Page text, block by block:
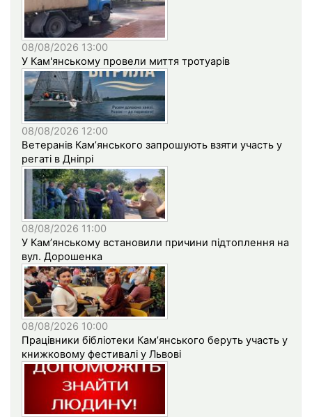
08/08/2026 13:00
У Кам'янському провели миття тротуарів
08/08/2026 12:00
Ветеранів Кам’янського запрошують взяти участь у
регаті в Дніпрі
08/08/2026 11:00
У Кам’янському встановили причини підтоплення на
вул. Дорошенка
08/08/2026 10:00
Працівники бібліотеки Кам’янського беруть участь у
книжковому фестивалі у Львові